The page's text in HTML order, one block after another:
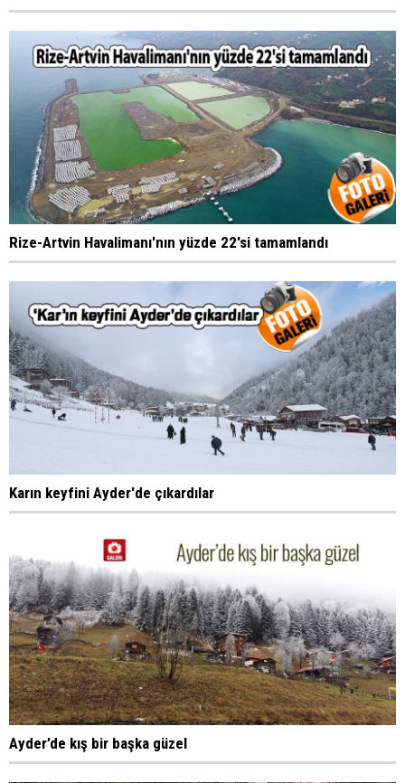
Rize-Artvin Havalimanı'nın yüzde 22'si tamamlandı
Karın keyfini Ayder'de çıkardılar
Ayder’de kış bir başka güzel